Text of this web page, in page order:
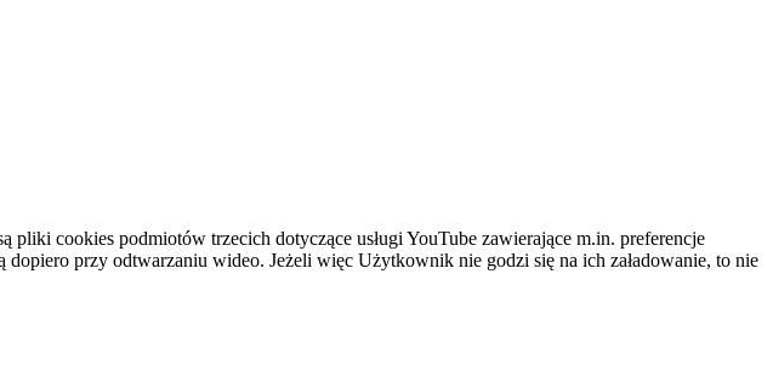
cookies podmiotów trzecich dotyczące usługi YouTube zawierające m.in. preferencje
przy odtwarzaniu wideo. Jeżeli więc Użytkownik nie godzi się na ich załadowanie, to nie